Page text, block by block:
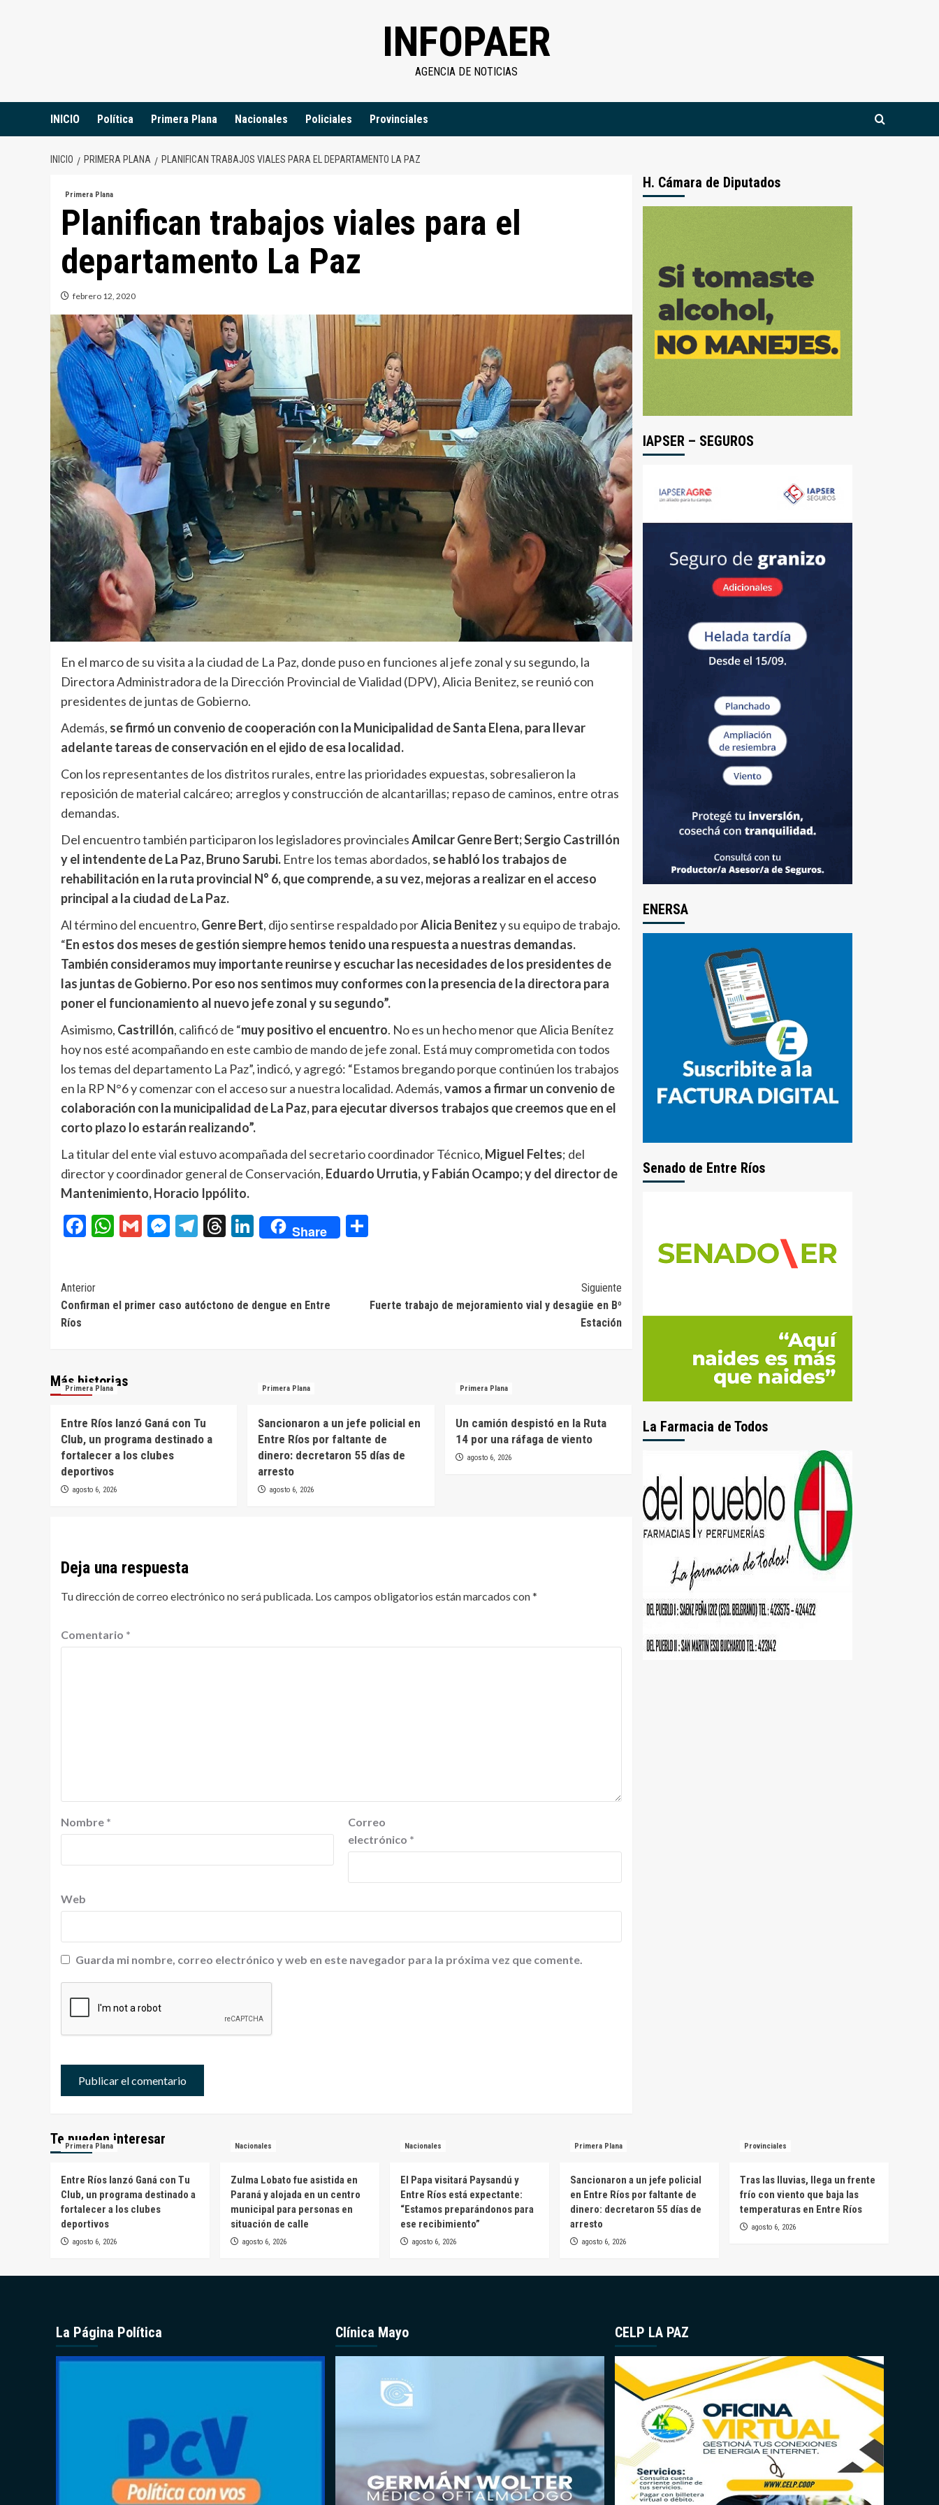
INFOPAER
AGENCIA DE NOTICIAS
INICIO Política Primera Plana Nacionales Policiales Provinciales
INICIO PRIMERA PLANA PLANIFICAN TRABAJOS VIALES PARA EL DEPARTAMENTO LA PAZ
Primera Plana
Planifican trabajos viales para el
departamento La Paz
febrero 12, 2020
En el marco de su visita a la ciudad de La Paz, donde puso en funciones al jefe zonal y su segundo, la
Directora Administradora de la Dirección Provincial de Vialidad (DPV), Alicia Benitez, se reunió con
presidentes de juntas de Gobierno.
Además, se firmó un convenio de cooperación con la Municipalidad de Santa Elena, para llevar
adelante tareas de conservación en el ejido de esa localidad.
Con los representantes de los distritos rurales, entre las prioridades expuestas, sobresalieron la
reposición de material calcáreo; arreglos y construcción de alcantarillas; repaso de caminos, entre otras
demandas.
Del encuentro también participaron los legisladores provincialesAmilcar Genre Bert; Sergio Castrillón
y el intendente de La Paz, Bruno Sarubi. Entre los temas abordados, se habló los trabajos de
rehabilitación en la ruta provincial N° 6, que comprende, a su vez, mejoras a realizar en el acceso
principal a la ciudad de La Paz.
Al término del encuentro, Genre Bert, dijo sentirse respaldado porAlicia Benitezy su equipo de trabajo.
“En estos dos meses de gestión siempre hemos tenido una respuesta a nuestras demandas.
También consideramos muy importante reunirse y escuchar las necesidades de los presidentes de
las juntas de Gobierno. Por eso nos sentimos muy conformes con la presencia de la directora para
poner el funcionamiento al nuevo jefe zonal y su segundo”.
Asimismo, Castrillón, calificó de “muy positivo el encuentro. No es un hecho menor que Alicia Benítez
hoy nos esté acompañando en este cambio de mando de jefe zonal. Está muy comprometida con todos
los temas del departamento La Paz”, indicó, y agregó: “Estamos bregando porque continúen los trabajos
en la RP N°6 y comenzar con el acceso sur a nuestra localidad. Además,vamos a firmar un convenio de
colaboración con la municipalidad de La Paz, para ejecutar diversos trabajos que creemos que en el
corto plazo lo estarán realizando”.
La titular del ente vial estuvo acompañada del secretario coordinador Técnico, Miguel Feltes; del
director y coordinador general de Conservación, Eduardo Urrutia, y Fabián Ocampo; y del director de
Mantenimiento, Horacio Ippólito.
Facebook
WhatsApp
GmailMessenger
Telegram
Threads
LinkedIn
Share
Navegación
de
Anterior
Confirman el primer caso autóctono de dengue en Entre
Ríos
Siguiente
Fuerte trabajo de mejoramiento vial y desagüe en Bº
Estación
Más historias
Primera Plana
Entre Ríos lanzó Ganá con Tu
Club, un programa destinado a
fortalecer a los clubes
deportivos
agosto 6, 2026
Primera Plana
Sancionaron a un jefe policial en
Entre Ríos por faltante de
dinero: decretaron 55 días de
arresto
agosto 6, 2026
Primera Plana
Un camión despistó en la Ruta
14 por una ráfaga de viento
agosto 6, 2026
Deja una respuesta
Tu dirección de correo electrónico no será publicada. Los campos obligatorios están marcados con*
Comentario *
Nombre *
Correo
electrónico *
Web
Guarda mi nombre, correo electrónico y web en este navegador para la próxima vez que comente.
H. Cámara de Diputados
IAPSER – SEGUROS
ENERSA
Senado de Entre Ríos
La Farmacia de Todos
Te pueden interesar
Primera Plana
Entre Ríos lanzó Ganá con Tu
Club, un programa destinado a
fortalecer a los clubes
deportivos
agosto 6, 2026
Nacionales
Zulma Lobato fue asistida en
Paraná y alojada en un centro
municipal para personas en
situación de calle
agosto 6, 2026
Nacionales
El Papa visitará Paysandú y
Entre Ríos está expectante:
“Estamos preparándonos para
ese recibimiento”
agosto 6, 2026
Primera Plana
Sancionaron a un jefe policial
en Entre Ríos por faltante de
dinero: decretaron 55 días de
arresto
agosto 6, 2026
Provinciales
Tras las lluvias, llega un frente
frío con viento que baja las
temperaturas en Entre Ríos
agosto 6, 2026
La Página Política Clínica Mayo CELP LA PAZ